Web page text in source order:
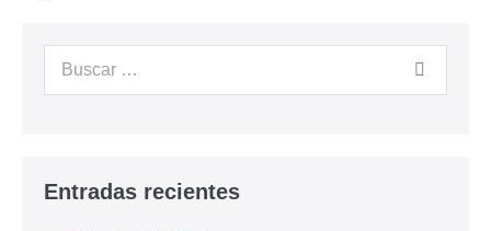
Entradas recientes